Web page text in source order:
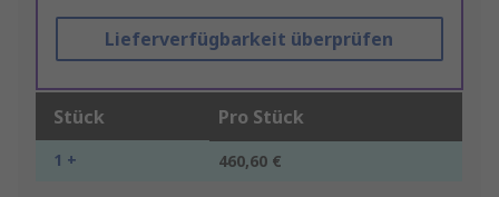
Lieferverfügbarkeit überprüfen
Stück Pro Stück
1 + 460,60 €